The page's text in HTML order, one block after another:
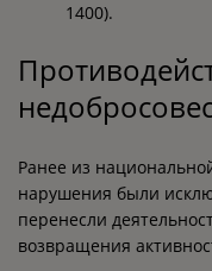
1400).
Ранее из
нарушения были
перенесли
возвращения